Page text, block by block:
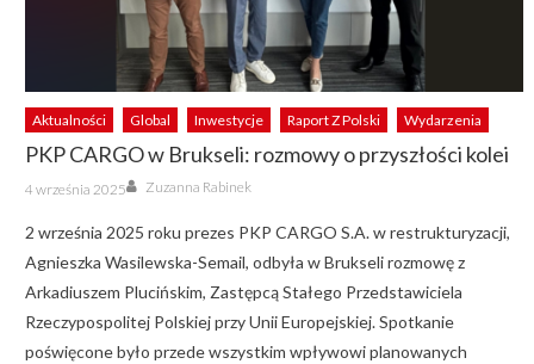
Aktualności Global Inwestycje Raport Z Polski Wydarzenia
PKP CARGO w Brukseli: rozmowy o przyszłości kolei
Posted
on
4 września 2025 Author
Zuzanna Rabinek
2 września 2025 roku prezes PKP CARGO S.A. w restrukturyzacji,
Agnieszka Wasilewska-Semail, odbyła w Brukseli rozmowę z
Arkadiuszem Plucińskim, Zastępcą Stałego Przedstawiciela
Rzeczypospolitej Polskiej przy Unii Europejskiej. Spotkanie
poświęcone było przede wszystkim wpływowi planowanych